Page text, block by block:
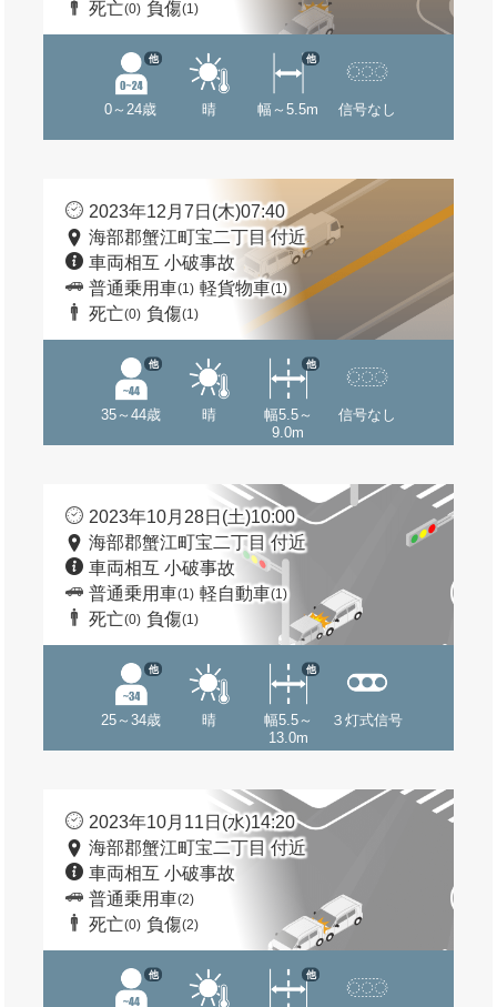
死亡(0) 負傷(1)
0～24歳
他
晴 幅～5.5m
他
信号なし
2023年12月7日(木)07:40
海部郡蟹江町宝二丁目 付近
車両相互 小破事故
普通乗用車(1) 軽貨物車(1)
死亡(0) 負傷(1)
35～44歳
他
晴
幅5.5～
9.0m
他
信号なし
2023年10月28日(土)10:00
海部郡蟹江町宝二丁目 付近
車両相互 小破事故
普通乗用車(1) 軽自動車(1)
死亡(0) 負傷(1)
25～34歳
他
晴
幅5.5～
13.0m
他
３灯式信号
2023年10月11日(水)14:20
海部郡蟹江町宝二丁目 付近
車両相互 小破事故
普通乗用車(2)
死亡(0) 負傷(2)
他 他